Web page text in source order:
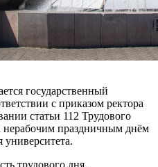
государственный
с приказом ректора
статьи 112 Трудового
нерабочим праздничным днём
трудового дня,